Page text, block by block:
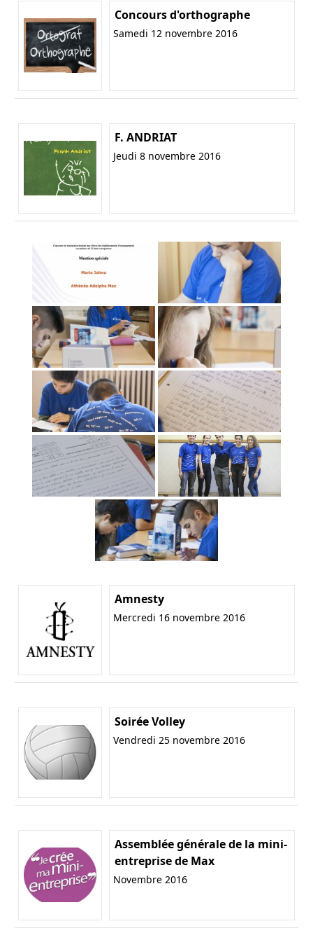
Concours d'orthographe
Samedi 12 novembre 2016
F. ANDRIAT
Jeudi 8 novembre 2016
Amnesty
Mercredi 16 novembre 2016
Soirée Volley
Vendredi 25 novembre 2016
Assemblée générale de la mini-
entreprise de Max
Novembre 2016